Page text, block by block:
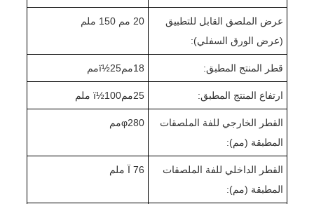
عرض الملصق القابل للتطبيق
(عرض الورق السفلي):
20 مم 1 50 ملم
قطر المنتج المطبق: 18ممï½25 مم
ارتفاع المنتج المطبق: 25ممï½ 100 ملم
القطر الخارجي للفة الملصقات
المطبقة (مم):
φ280 مم
القطر الداخلي للفة الملصقات
المطبقة (مم):
Ï 76 ملم